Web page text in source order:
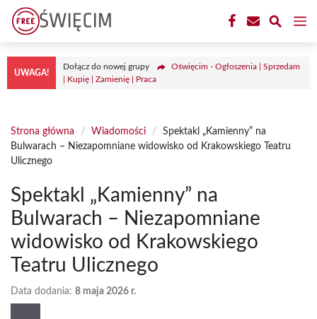
Przejdź
treści
UWAGA!
Dołącz do nowej grupy
Oświęcim - Ogłoszenia | Sprzedam
| Kupię | Zamienię | Praca
Strona główna / Wiadomości /
Spektakl „Kamienny” na
Bulwarach – Niezapomniane widowisko od Krakowskiego Teatru
Ulicznego
Spektakl „Kamienny” na
Bulwarach – Niezapomniane
widowisko od Krakowskiego
Teatru Ulicznego
Data dodania: 8 maja 2026 r.